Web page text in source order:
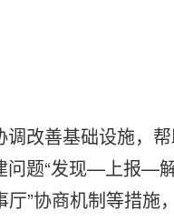
改善基础设施，
问题“发现—上报—
”协商机制等措施